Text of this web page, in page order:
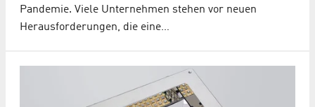
Pandemie. Viele Unternehmen stehen vor neuen
Herausforderungen, die eine…